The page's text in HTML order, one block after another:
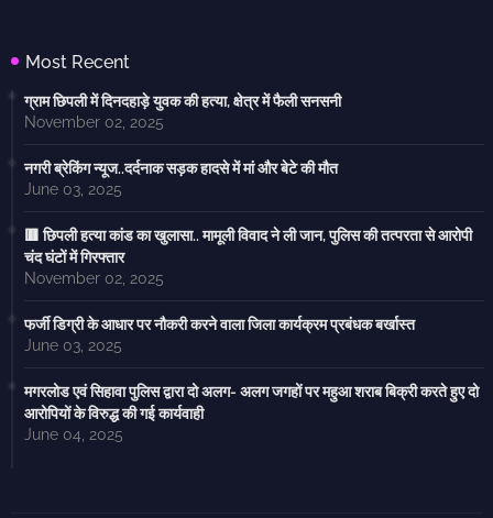
Most Recent
ग्राम छिपली में दिनदहाड़े युवक की हत्या, क्षेत्र में फैली सनसनी
November 02, 2025
नगरी ब्रेकिंग न्यूज..दर्दनाक सड़क हादसे में मां और बेटे की मौत
June 03, 2025
🟥 छिपली हत्या कांड का खुलासा.. मामूली विवाद ने ली जान, पुलिस की तत्परता से आरोपी
चंद घंटों में गिरफ्तार
November 02, 2025
फर्जी डिग्री के आधार पर नौकरी करने वाला जिला कार्यक्रम प्रबंधक बर्खास्त
June 03, 2025
मगरलोड एवं सिहावा पुलिस द्वारा दो अलग- अलग जगहों पर महुआ शराब बिक्री करते हुए दो
आरोपियों के विरुद्ध की गई कार्यवाही
June 04, 2025